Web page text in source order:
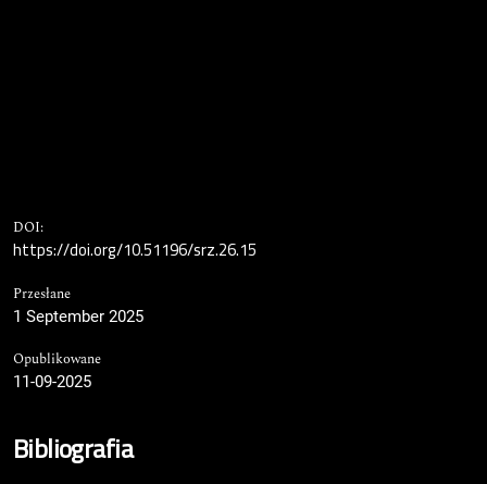
DOI:
https://doi.org/10.51196/srz.26.15
Przesłane
1 September 2025
Opublikowane
11-09-2025
Bibliografia